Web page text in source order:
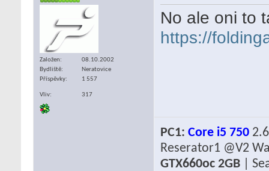
Založen
08.10.2002
Bydliště
Neratovice
Příspěvky
1 557
Vliv 317
No ale oni to
https://
PC1: Core i5 750
Reserator1 @V2
GTX660oc 2GB |